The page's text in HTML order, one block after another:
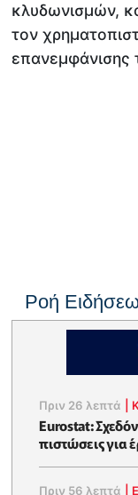
κλυδωνισμών,
τον
επανεμφάνισης
Ροή
Πριν 26 λεπτά
Eurostat:
πιστώσεις για
Πριν 56 λεπτά